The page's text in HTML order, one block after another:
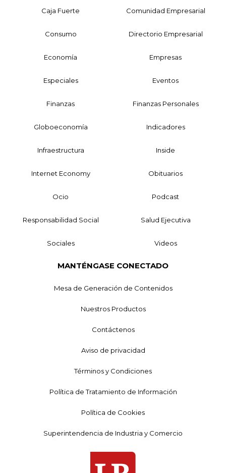
Caja Fuerte Comunidad Empresarial
Consumo Directorio Empresarial
Economía Empresas
Especiales Eventos
Finanzas Finanzas Personales
Globoeconomía Indicadores
Infraestructura Inside
Internet Economy Obituarios
Ocio Podcast
Responsabilidad Social Salud Ejecutiva
Sociales Videos
MANTÉNGASE CONECTADO
Mesa de Generación de Contenidos
Nuestros Productos
Contáctenos
Aviso de privacidad
Términos y Condiciones
Política de Tratamiento de Información
Política de Cookies
Superintendencia de Industria y Comercio